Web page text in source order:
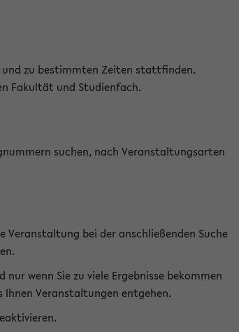
und zu bestimmten Zeiten stattfinden.
Fakultät und Studienfach.
suchen, nach Veranstaltungsarten
bei der anschließenden Suche
wenn Sie zu viele Ergebnisse bekommen
Ihnen Veranstaltungen entgehen.